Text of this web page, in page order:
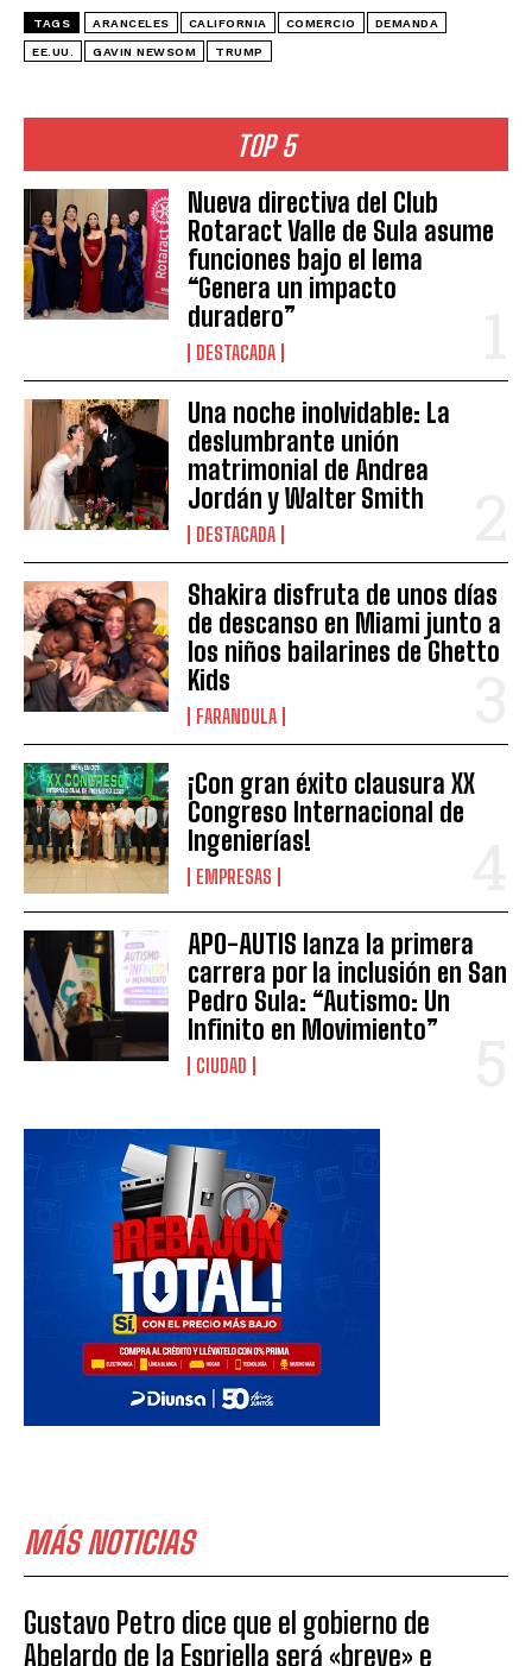
TOP 5
Nueva directiva del Club
Rotaract Valle de Sula asume
funciones bajo el lema
“Genera un impacto
duradero”
DESTACADA
Una noche inolvidable: La
deslumbrante unión
matrimonial de Andrea
Jordán y Walter Smith
DESTACADA
Shakira disfruta de unos días
de descanso en Miami junto a
los niños bailarines de Ghetto
Kids
FARANDULA
¡Con gran éxito clausura XX
Congreso Internacional de
Ingenierías!
EMPRESAS
APO-AUTIS lanza la primera
carrera por la inclusión en San
Pedro Sula: “Autismo: Un
Infinito en Movimiento”
CIUDAD
MÁS NOTICIAS
Gustavo Petro dice que el gobierno de
Abelardo de la Espriella será «breve» e
TAGS ARANCELES CALIFORNIA COMERCIO DEMANDA
EE.UU. GAVIN NEWSOM TRUMP